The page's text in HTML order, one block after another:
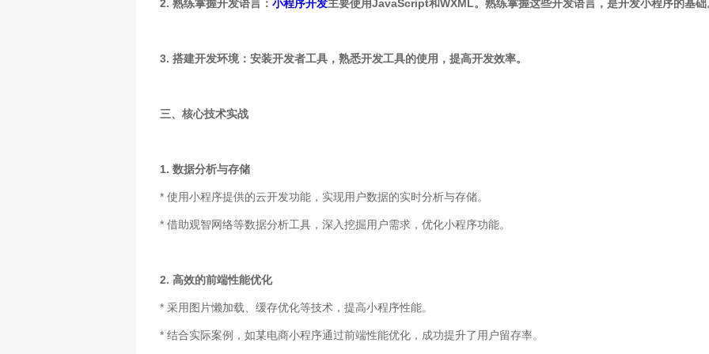
2. 熟练掌握开发语言： 小程序开发主要使用JavaScript和WXML。熟练掌握这些开发语言，是开发小程序的基础
3. 搭建开发环境：安装开发者工具，熟悉开发工具的使用，提高开发效率。
三、核心技术实战
1. 数据分析与存储
* 使用小程序提供的云开发功能，实现用户数据的实时分析与存储。
* 借助观智网络等数据分析工具，深入挖掘用户需求，优化小程序功能。
2. 高效的前端性能优化
* 采用图片懒加载、缓存优化等技术，提高小程序性能。
* 结合实际案例，如某电商小程序通过前端性能优化，成功提升了用户留存率。